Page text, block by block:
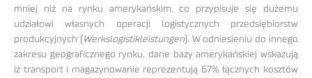
mniej niż na rynku amerykańskim, co przypisuje się dużemu
udziałowi własnych operacji logistycznych przedsiębiorstw
produkcyjnych (Werkslogistikleistungen). W odniesieniu do innego
zakresu geograficznego rynku, dane bazy amerykańskiej wskazują
iż transport i magazynowanie reprezentują 67% łącznych kosztów